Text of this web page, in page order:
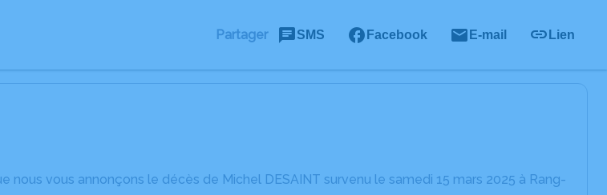
Partager SMS Facebook E-mail Lien
nous vous annonçons le décès de Michel DESAINT survenu le samedi 15 mars 2025 à Rang-